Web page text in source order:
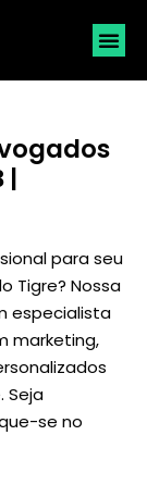
|
para seu
Tigre? Nossa
especialista
marketing,
Seja
se no